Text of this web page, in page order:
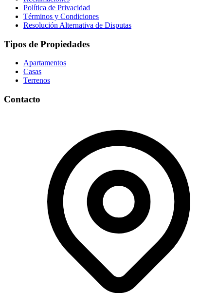
Política de Privacidad
Términos y Condiciones
Resolución Alternativa de Disputas
Tipos de Propiedades
Apartamentos
Casas
Terrenos
Contacto